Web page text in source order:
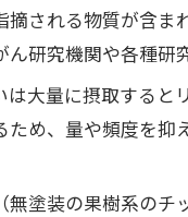
摘される物質が含ま
ん研究機関や各種研
は大量に摂取すると
ため、量や頻度を抑
無塗装の果樹系のチ